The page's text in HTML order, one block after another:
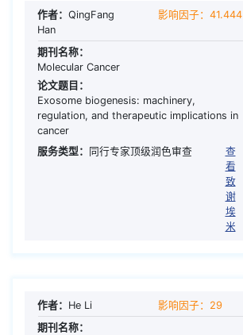
作者： QingFang
Han
影响因子：41.444
期刊名称：
Molecular Cancer
论文题目：
Exosome biogenesis: machinery,
regulation, and therapeutic implications in
cancer
服务类型：
同行专家顶级润色审查
查
看
致
谢
埃
米
作者： He Li
影响因子：29
期刊名称：